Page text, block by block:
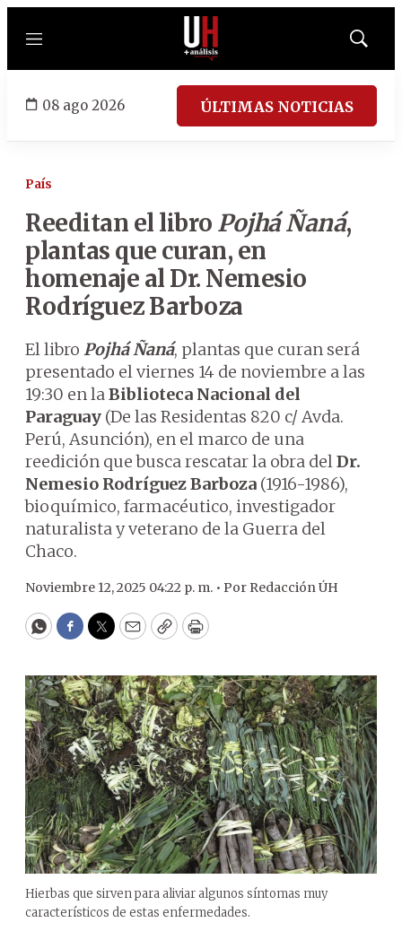
Menú
Mostrar
08 ago 2026 ÚLTIMAS NOTICIAS
País
Reeditan el libro Pojhá Ñaná,
plantas que curan, en
homenaje al Dr. Nemesio
Rodríguez Barboza
El libro Pojhá Ñaná, plantas que curan será
presentado el viernes 14 de noviembre a las
19:30 en laBiblioteca Nacional del
Paraguay (De las Residentas 820 c/ Avda.
Perú, Asunción), en el marco de una
reedición que busca rescatar la obra delDr.
Nemesio Rodríguez Barboza (1916-1986),
bioquímico, farmacéutico, investigador
naturalista y veterano de la Guerra del
Chaco.
Noviembre 12, 2025 04:22 p. m. • Por Redacción ÚH
WhatsApp
Facebook
Twitter
EmailCopyPrint
Hierbas que sirven para aliviar algunos síntomas muy
característicos de estas enfermedades.